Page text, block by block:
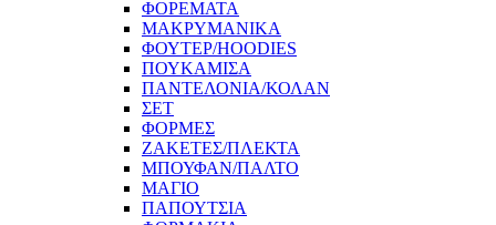
ΦΟΡΕΜΑΤΑ
ΜΑΚΡΥΜΑΝΙΚΑ
ΦΟΥΤΕΡ/HOODIES
ΠΟΥΚΑΜΙΣΑ
ΠΑΝΤΕΛΟΝΙΑ/ΚΟΛΑΝ
ΣΕΤ
ΦΟΡΜΕΣ
ΖΑΚΕΤΕΣ/ΠΛΕΚΤΑ
ΜΠΟΥΦΑΝ/ΠΑΛΤΟ
ΜΑΓΙΟ
ΠΑΠΟΥΤΣΙΑ